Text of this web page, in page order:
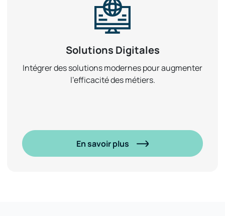
Solutions Digitales
Intégrer des solutions modernes pour augmenter
l’efficacité des métiers.
En savoir plus